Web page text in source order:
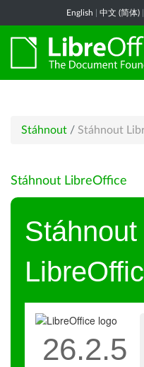
English 中文 (简体)
Stáhnout / Stáhnout
Stáhnout LibreOffice
Stáhnout
26.2.5